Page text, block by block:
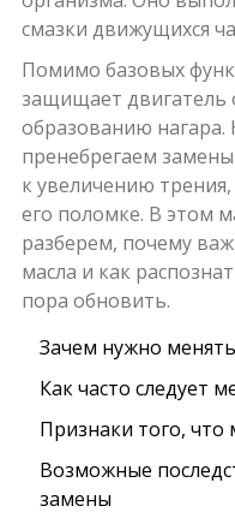
смазки движущихся
Помимо базовых
защищает двигатель
образованию нагара.
пренебрегаем
к увеличению
его поломке. В этом
разберем, почему
масла и как
пора обновить.
Зачем нужно
Как часто следует
Признаки того, что
Возможные
замены